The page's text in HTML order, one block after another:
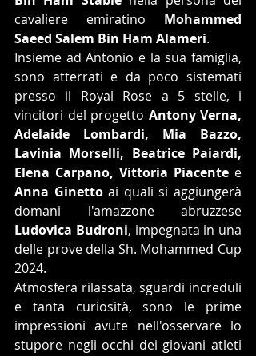
cavaliere emiratino Mohammed
Saeed Salem Bin Ham Alameri.
Insieme ad Antonio e la sua famiglia,
sono atterrati e da poco sistemati
presso il Royal Rose a 5 stelle, i
vincitori del progetto Antony Verna,
Adelaide Lombardi, Mia Bazzo,
Lavinia Morselli, Beatrice Paiardi,
Elena Carpano, Vittoria Piacente
Anna Ginetto ai quali si aggiungerà
Ludovica Budroni, impegnata in una
delle prove della Sh. Mohammed Cup
2024.
Atmosfera rilassata, sguardi increduli
e tanta curiosità, sono le prime
impressioni avute nell'osservare lo
stupore negli occhi dei giovani atleti